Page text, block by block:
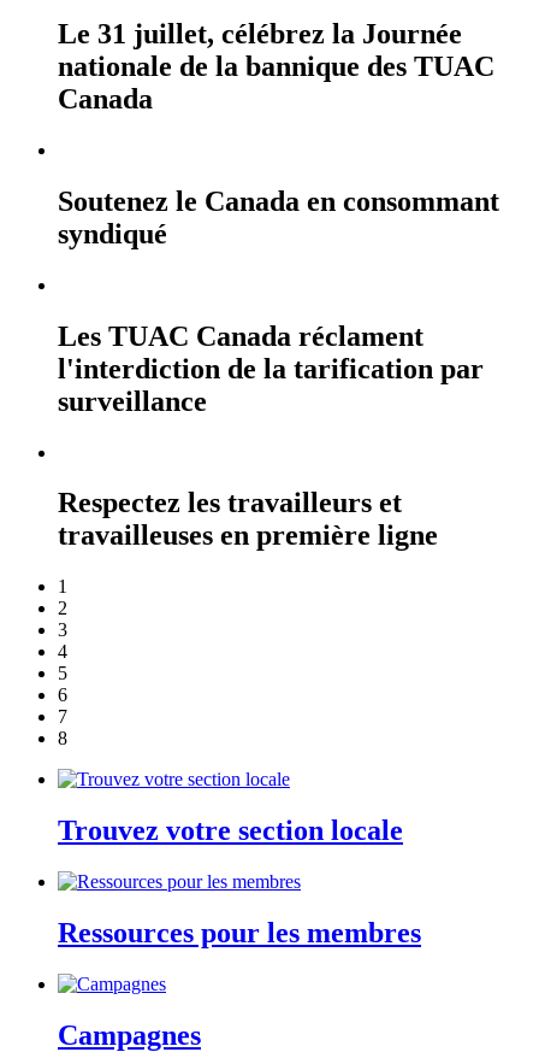
Le 31 juillet, célébrez la Journée
nationale de la bannique des TUAC
Canada
Soutenez le Canada en consommant
syndiqué
Les TUAC Canada réclament
l'interdiction de la tarification par
surveillance
Respectez les travailleurs et
travailleuses en première ligne
1
2
3
4
5
6
7
8
Trouvez votre section locale
Ressources pour les membres
Campagnes